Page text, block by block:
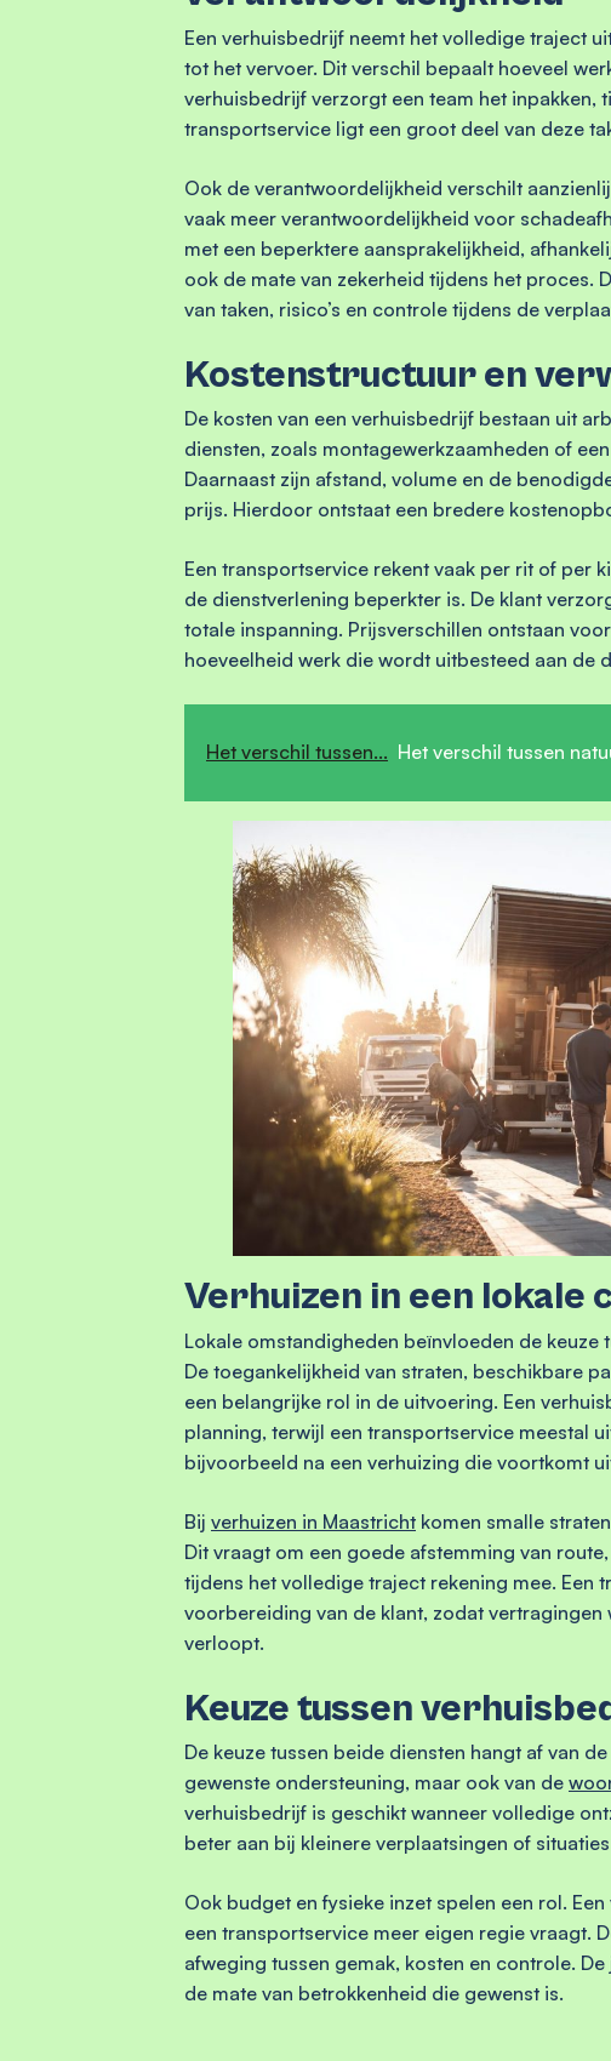
Een verhuisbedrijf neemt het volledige traject
tot het vervoer. Dit verschil bepaalt hoeveel
verhuisbedrijf verzorgt een team het inpakken,
transportservice ligt een groot deel van deze
Ook de verantwoordelijkheid verschilt
vaak meer verantwoordelijkheid voor
met een beperktere aansprakelijkheid,
ook de mate van zekerheid tijdens het proces.
van taken, risico’s en controle tijdens de
Kostenstructuur en
De kosten van een verhuisbedrijf bestaan uit
diensten, zoals montagewerkzaamheden of
Daarnaast zijn afstand, volume en de
prijs. Hierdoor ontstaat een bredere
Een transportservice rekent vaak per rit of per
de dienstverlening beperkter is. De klant
totale inspanning. Prijsverschillen ontstaan
hoeveelheid werk die wordt uitbesteed aan de
Het verschil tussen... Het verschil tussen
Verhuizen in een lokale
Lokale omstandigheden beïnvloeden de
De toegankelijkheid van straten, beschikbare
een belangrijke rol in de uitvoering. Een
planning, terwijl een transportservice meestal
bijvoorbeeld na een verhuizing die voortkomt
Bij verhuizen in Maastricht komen smalle
Dit vraagt om een goede afstemming van
tijdens het volledige traject rekening mee. Een
voorbereiding van de klant, zodat
verloopt.
Keuze tussen
De keuze tussen beide diensten hangt af van
gewenste ondersteuning, maar ook van de
verhuisbedrijf is geschikt wanneer volledige
beter aan bij kleinere verplaatsingen of
Ook budget en fysieke inzet spelen een rol.
een transportservice meer eigen regie vraagt.
afweging tussen gemak, kosten en controle.
de mate van betrokkenheid die gewenst is.